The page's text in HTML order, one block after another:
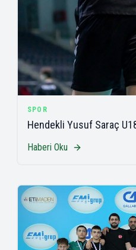
SPOR
Hendekli Yusuf Saraç
Haberi Oku